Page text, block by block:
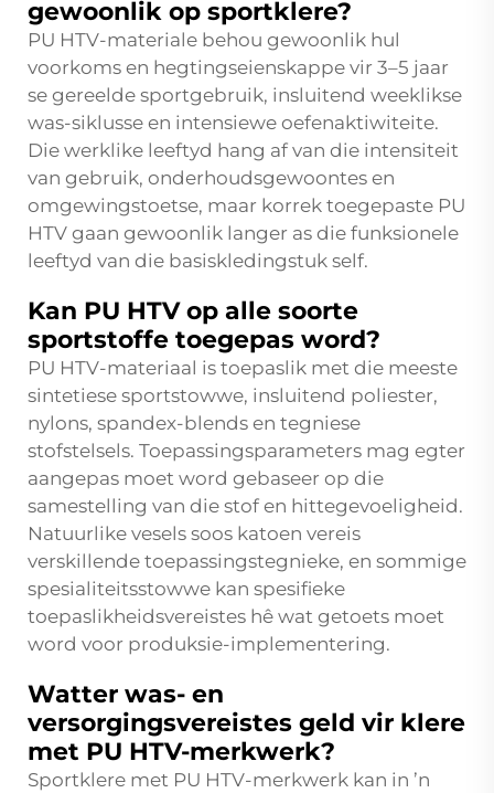
gewoonlik op sportklere?
PU HTV-materiale behou gewoonlik hul
voorkoms en hegtingseienskappe vir 3–5 jaar
se gereelde sportgebruik, insluitend weeklikse
was-siklusse en intensiewe oefenaktiwiteite.
Die werklike leeftyd hang af van die intensiteit
van gebruik, onderhoudsgewoontes en
omgewingstoetse, maar korrek toegepaste PU
HTV gaan gewoonlik langer as die funksionele
leeftyd van die basiskledingstuk self.
Kan PU HTV op alle soorte
sportstoffe toegepas word?
PU HTV-materiaal is toepaslik met die meeste
sintetiese sportstowwe, insluitend poliester,
nylons, spandex-blends en tegniese
stofstelsels. Toepassingsparameters mag egter
aangepas moet word gebaseer op die
samestelling van die stof en hittegevoeligheid.
Natuurlike vesels soos katoen vereis
verskillende toepassingstegnieke, en sommige
spesialiteitsstowwe kan spesifieke
toepaslikheidsvereistes hê wat getoets moet
word voor produksie-implementering.
Watter was- en
versorgingsvereistes geld vir klere
met PU HTV-merkwerk?
Sportklere met PU HTV-merkwerk kan in ’n